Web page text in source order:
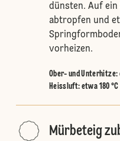
dünsten. Auf ein
abtropfen und
vorheizen.
Ober- und Unterhitze:
Heissluft: etwa 180 °C
Mürbeteig